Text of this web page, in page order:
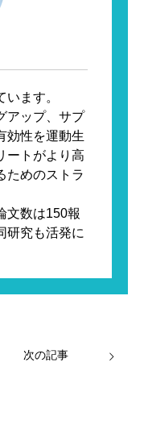
ます。
アップ、サプ
効性を運動生
ートがより高
ためのストラ
文数は150報
研究も活発に
次の記事